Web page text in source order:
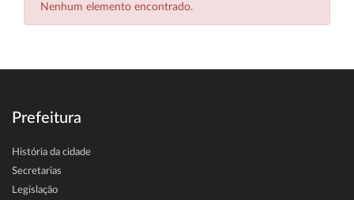
Nenhum elemento encontrado.
Prefeitura
História da cidade
Secretarias
Legislação